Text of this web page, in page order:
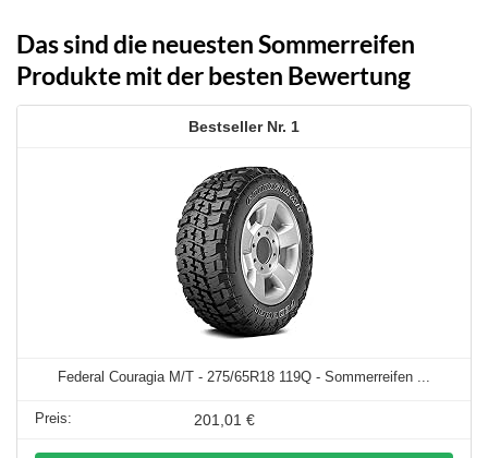
Das sind die neuesten Sommerreifen
Produkte mit der besten Bewertung
1
Federal Couragia M/T - 275/65R18 119Q - Sommerreifen ...
201,01 €